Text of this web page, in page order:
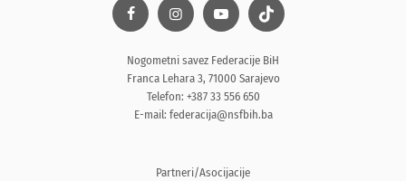
Nogometni savez Federacije BiH
Franca Lehara 3, 71000 Sarajevo
Telefon: +387 33 556 650
E-mail: federacija@nsfbih.ba
Partneri/Asocijacije